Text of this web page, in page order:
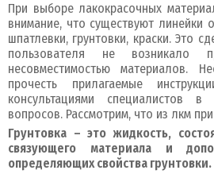
При выборе лакокрасочных
внимание, что существуют линейки
шпатлевки, грунтовки, краски. Это
пользователя не
несовместимостью материалов.
прочесть прилагаемые
консультациями специалистов в
вопросов. Рассмотрим, что из лкм
Грунтовка – это жидкость,
связующего материала и
определяющих свойства грунтовки.